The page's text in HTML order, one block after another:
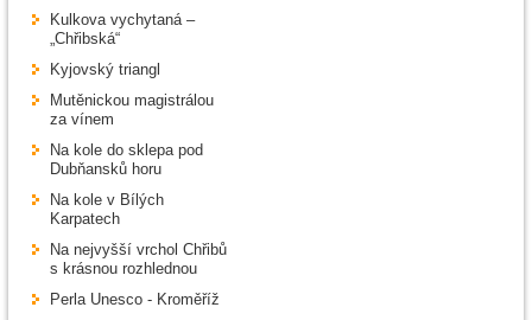
Kulkova vychytaná –
„Chřibská“
Kyjovský triangl
Mutěnickou magistrálou
za vínem
Na kole do sklepa pod
Dubňansků horu
Na kole v Bílých
Karpatech
Na nejvyšší vrchol Chřibů
s krásnou rozhlednou
Perla Unesco - Kroměříž